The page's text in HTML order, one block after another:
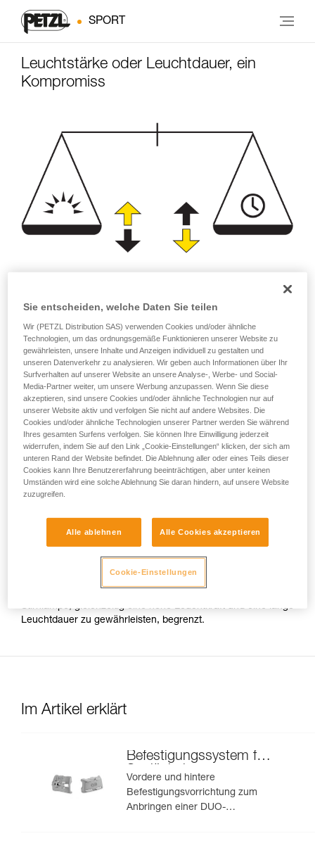
SPORT
Leuchtstärke oder Leuchtdauer, ein
Kompromiss
(Lumen)
oder
Erhöhung der
Leuchtstärke
zulasten der
Leuchtdauer
Erhöhung der
Leuchtdauer
zulasten der
Leuchtstärke
Leuchtstärke und Leuchtdauer einer Stirnlampe sind zwei
Parameter, die sich gegenseitig bedingen, ungeachtet der
verwendeten Technologie. Bei einer bestimmten verfügbaren
Energie hat die Erhöhung der Leuchtstärke automatisch eine
Reduktion der Leuchtdauer und umgekehrt zur Folge.
Am Kopf getragene kompakte Stirnlampen verfügen in der
Regel über eine Energiequelle (Batterien oder Akkus) von
und den Tragekomfort zu optimieren. Trotz der verbesserten
Stirnlampe, gleichzeitig eine hohe Leuchtkraft und eine lange
Leuchtdauer zu gewährleisten, begrenzt.
Im Artikel erklärt
Befestigungssystem für
Speläohelme
Vordere und hintere
Befestigungsvorrichtung zum
Anbringen einer DUO-
Sie entscheiden, welche Daten Sie teilen
Wir (PETZL Distribution SAS) verwenden Cookies und/oder ähnliche
Technologien, um das ordnungsgemäße Funktionieren unserer Website zu
gewährleisten, unsere Inhalte und Anzeigen individuell zu gestalten und
unseren Datenverkehr zu analysieren. Wir geben auch Informationen über Ihr
Surfverhalten auf unserer Website an unsere Analyse-, Werbe- und Social-
Media-Partner weiter, um unsere Werbung anzupassen. Wenn Sie diese
akzeptieren, sind unsere Cookies und/oder ähnliche Technologien nur auf
unserer Website aktiv und verfolgen Sie nicht auf andere Websites. Die
Cookies und/oder ähnliche Technologien unserer Partner werden Sie während
Ihres gesamten Surfens verfolgen. Sie können Ihre Einwilligung jederzeit
widerrufen, indem Sie auf den Link „Cookie-Einstellungen“ klicken, der sich am
unteren Rand der Website befindet. Die Ablehnung aller oder eines Teils dieser
Cookies kann Ihre Benutzererfahrung beeinträchtigen, aber unter keinen
Umständen wird eine solche Ablehnung Sie daran hindern, auf unsere Website
zuzugreifen.
Alle ablehnen Alle Cookies akzeptieren
Cookie-Einstellungen